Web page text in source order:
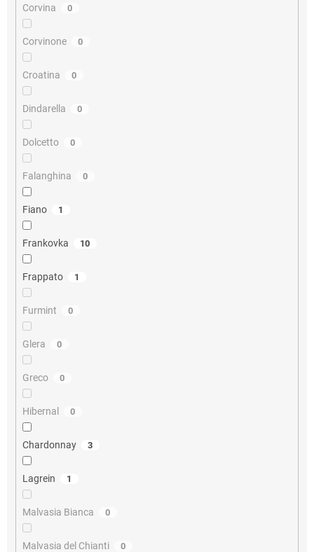
Corvina 0
Corvinone 0
Croatina 0
Dindarella 0
Dolcetto 0
Falanghina 0
Fiano 1
Frankovka 10
Frappato 1
Furmint 0
Glera 0
Greco 0
Hibernal 0
Chardonnay 3
Lagrein 1
Malvasia Bianca 0
Malvasia del Chianti 0